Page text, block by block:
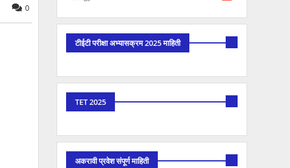
0
टीईटी परीक्षा अभ्यासक्रम 2025 माहिती
TET 2025
अकरावी प्रवेश संपूर्ण माहिती